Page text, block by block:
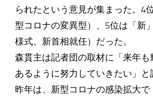
られたという意見が集まった。4
型コロナの変異型）、5位は「新
様式、新首相就任）だった。
森貫主は記者団の取材に「来年
あるように努力していきたい」と
昨年は、新型コロナの感染拡大で